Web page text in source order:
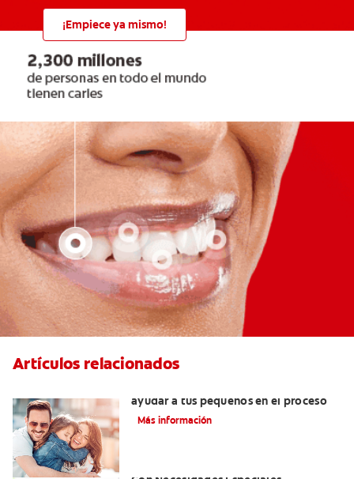
¡Empiece ya mismo!
Artículos relacionados
ayudar a tus pequeños en el proceso
Más información